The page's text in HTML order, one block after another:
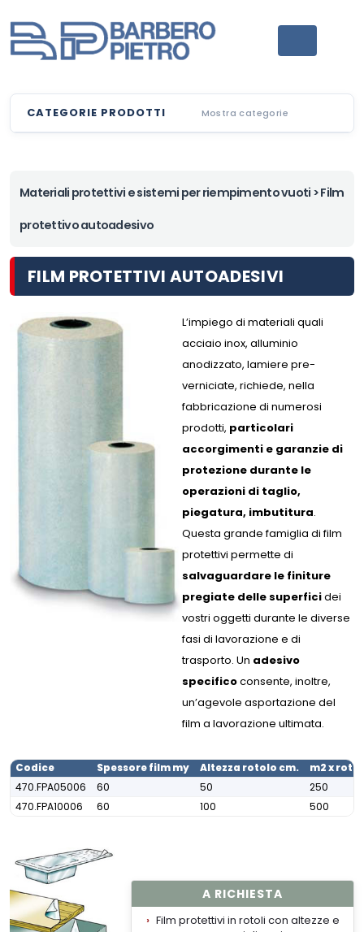
CATEGORIE PRODOTTI Mostra categorie
Materiali protettivi e sistemi per riempimento vuoti > Film
protettivo autoadesivo
FILM PROTETTIVI AUTOADESIVI
L’impiego di materiali quali
acciaio inox, alluminio
anodizzato, lamiere pre-
verniciate, richiede, nella
fabbricazione di numerosi
prodotti, particolari
accorgimenti e garanzie di
protezione durante le
operazioni di taglio,
piegatura, imbutitura.
Questa grande famiglia di film
protettivi permette di
salvaguardare le finiture
pregiate delle superficidei
vostri oggetti durante le diverse
fasi di lavorazione e di
trasporto. Un adesivo
specificoconsente, inoltre,
un’agevole asportazione del
film a lavorazione ultimata.
Codice Spessore film my Altezza rotolo cm. m2 x
470.FPA05006 60 50
250
470.FPA10006
60 100 500
A RICHIESTA
Film protettivi in rotoli con altezze e